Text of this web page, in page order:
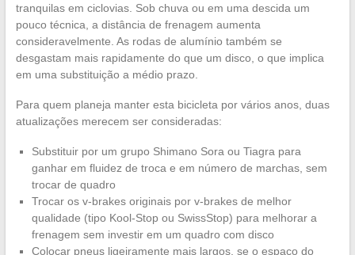
tranquilas em ciclovias. Sob chuva ou em uma descida um
pouco técnica, a distância de frenagem aumenta
consideravelmente. As rodas de alumínio também se
desgastam mais rapidamente do que um disco, o que implica
em uma substituição a médio prazo.
Para quem planeja manter esta bicicleta por vários anos, duas
atualizações merecem ser consideradas:
Substituir por um grupo Shimano Sora ou Tiagra para
ganhar em fluidez de troca e em número de marchas, sem
trocar de quadro
Trocar os v-brakes originais por v-brakes de melhor
qualidade (tipo Kool-Stop ou SwissStop) para melhorar a
frenagem sem investir em um quadro com disco
Colocar pneus ligeiramente mais largos, se o espaço do